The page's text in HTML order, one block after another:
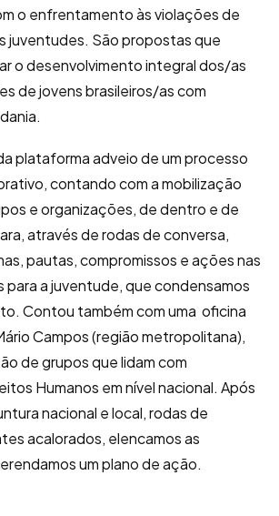
o enfrentamento às violações de
juventudes. São propostas que
o desenvolvimento integral dos/as
de jovens brasileiros/as com
plataforma adveio de um processo
contando com a mobilização
e organizações, de dentro e de
através de rodas de conversa,
pautas, compromissos e ações nas
para a juventude, que condensamos
Contou também com uma oficina
Campos (região metropolitana),
de grupos que lidam com
Humanos em nível nacional. Após
nacional e local, rodas de
acalorados, elencamos as
um plano de ação.